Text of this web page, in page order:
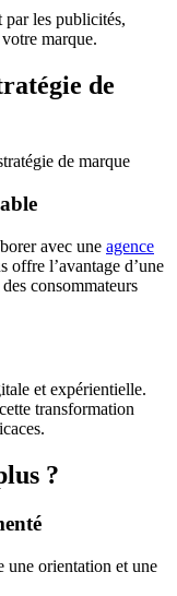
par les publicités,
marque.
de
avec une agence
offre l’avantage d’une
consommateurs
et expérientielle.
transformation
?
une orientation et une